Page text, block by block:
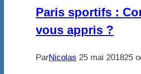
Paris sportifs :
vous appris ?
ParNicolas 25 mai 201825